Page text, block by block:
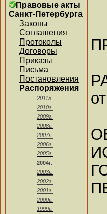
Правовые акты
Санкт-Петербурга
Законы
Соглашения
Протоколы
Договоры
Приказы
Письма
Постановления
Распоряжения
2011г.
2010г.
2009г.
2008г.
2007г.
2006г.
2005г.
2004г.
2003г.
2002г.
2001г.
2000г.
1999г.